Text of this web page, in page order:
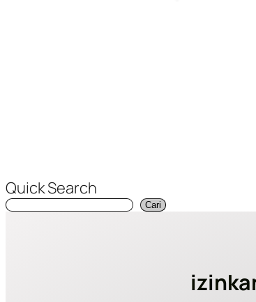
Quick Search
Cari